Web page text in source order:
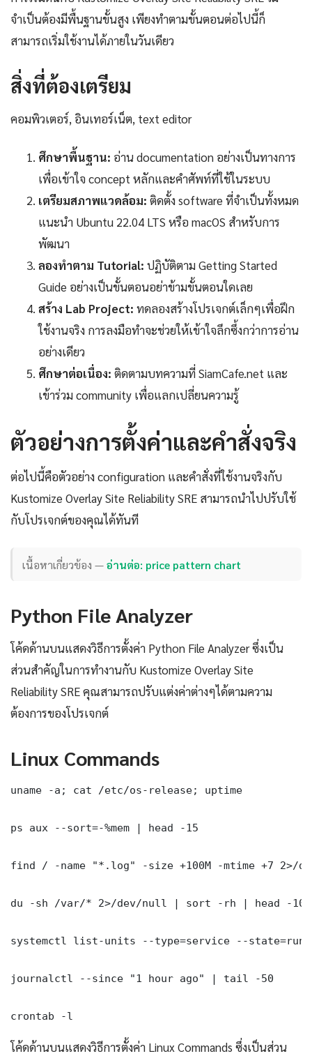
จำเป็นต้องมีพื้นฐานขั้นสูง เพียงทำตามขั้นตอนต่อไปนี้ก็
สามารถเริ่มใช้งานได้ภายในวันเดียว
สิ่งที่ต้องเตรียม
คอมพิวเตอร์, อินเทอร์เน็ต, text editor
ศึกษาพื้นฐาน: อ่าน documentation อย่างเป็นทางการ
เพื่อเข้าใจ concept หลักและคำศัพท์ที่ใช้ในระบบ
เตรียมสภาพแวดล้อม: ติดตั้ง software ที่จำเป็นทั้งหมด
แนะนำ Ubuntu 22.04 LTS หรือ macOS สำหรับการ
พัฒนา
ลองทำตาม Tutorial: ปฏิบัติตาม Getting Started
Guide อย่างเป็นขั้นตอนอย่าข้ามขั้นตอนใดเลย
สร้าง Lab Project: ทดลองสร้างโปรเจกต์เล็กๆเพื่อฝึก
ใช้งานจริง การลงมือทำจะช่วยให้เข้าใจลึกซึ้งกว่าการอ่าน
อย่างเดียว
ศึกษาต่อเนื่อง: ติดตามบทความที่ SiamCafe.net และ
เข้าร่วม community เพื่อแลกเปลี่ยนความรู้
ตัวอย่างการตั้งค่าและคำสั่งจริง
ต่อไปนี้คือตัวอย่าง configuration และคำสั่งที่ใช้งานจริงกับ
Kustomize Overlay Site Reliability SRE สามารถนำไปปรับใช้
กับโปรเจกต์ของคุณได้ทันที
เนื้อหาเกี่ยวข้อง —อ่านต่อ: price pattern chart
Python File Analyzer
โค้ดด้านบนแสดงวิธีการตั้งค่า Python File Analyzer ซึ่งเป็น
ส่วนสำคัญในการทำงานกับ Kustomize Overlay Site
Reliability SRE คุณสามารถปรับแต่งค่าต่างๆได้ตามความ
ต้องการของโปรเจกต์
Linux Commands
uname -a; cat /etc/os-release; uptime
ps aux --sort=-%mem | head -15
find / -name "*.log" -size +100M -mtime +7 2>/
du -sh /var/* 2>/dev/null | sort -rh | head -10
systemctl list-units --type=service --
journalctl --since "1 hour ago" | tail -50
crontab -l
โค้ดด้านบนแสดงวิธีการตั้งค่า Linux Commands ซึ่งเป็นส่วน